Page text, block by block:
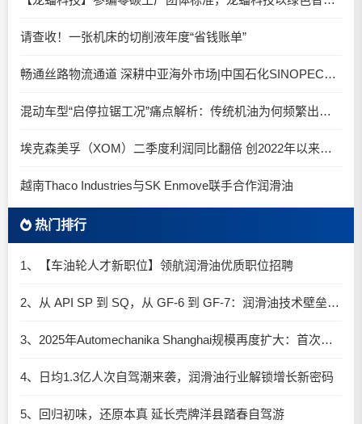
请查收！一张机床的切削液年度“省钱账单”
畅通丝路物流通道 深耕中亚海外市场|中国石化SINOPEC润滑油北京-阿拉木图图定班列顺利抵达
混动车型“启停拉锯工况”痛点解析：传统机油为何频繁出现油泥堆积？
埃克森美孚（XOM）二季度利润同比翻倍 创2022年以来新高
越南Thaco Industries与SK Enmove联手合作润滑油
热门排行
1、【车油轮人才新职位】领航润滑油优质职位招聘
2、从 API SP 到 SQ，从 GF-6 到 GF-7：润滑油技术壁垒再升高，你准备好了吗？
3、2025年Automechanika Shanghai规模再度扩大：首次启用国家会展中心（上海）全部15个展馆
4、日均1.3亿人次自驾潮来袭，润滑油行业解锁增长新密码​
5、回归初味，还原本真 延长壳牌洋县踏春自驾游